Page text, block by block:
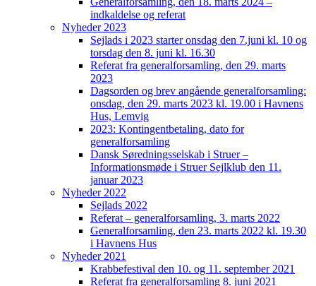
indkaldelse og referat
Nyheder 2023
Sejlads i 2023 starter onsdag den 7.juni kl. 10 og
torsdag den 8. juni kl. 16.30
Referat fra generalforsamling, den 29. marts
2023
Dagsorden og brev angående generalforsamling:
onsdag, den 29. marts 2023 kl. 19.00 i Havnens
Hus, Lemvig
2023: Kontingentbetaling, dato for
generalforsamling
Dansk Søredningsselskab i Struer –
Informationsmøde i Struer Sejlklub den 11.
januar 2023
Nyheder 2022
Sejlads 2022
Referat – generalforsamling, 3. marts 2022
Generalforsamling, den 23. marts 2022 kl. 19.30
i Havnens Hus
Nyheder 2021
Krabbefestival den 10. og 11. september 2021
Referat fra generalforsamling 8. juni 2021